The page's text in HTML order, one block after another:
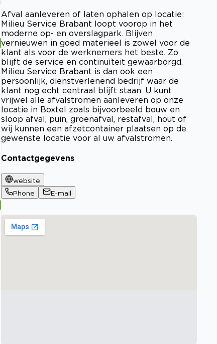
Afval aanleveren of laten ophalen op locatie:
Milieu Service Brabant loopt voorop in het
moderne op- en overslagpark. Blijven
vernieuwen in goed materieel is zowel voor de
klant als voor de werknemers het beste. Zo
blijft de service en continuïteit gewaarborgd.
Milieu Service Brabant is dan ook een
persoonlijk, dienstverlenend bedrijf waar de
klant nog echt centraal blijft staan. U kunt
vrijwel alle afvalstromen aanleveren op onze
locatie in Boxtel zoals bijvoorbeeld bouw en
sloop afval, puin, groenafval, restafval, hout of
wij kunnen een afzetcontainer plaatsen op de
gewenste locatie voor al uw afvalstromen.
Contactgegevens
website
Phone
E-mail